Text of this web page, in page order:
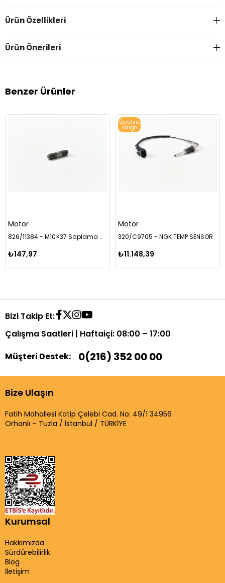
Ürün Özellikleri
Ürün Önerileri
Benzer Ürünler
Motor
826/11384 - M10×37 Saplama Civatası
₺147,97
Motor
320/C9705 - NGK TEMP SENSOR
₺11.148,39
Ücretsiz
Kargo
Bizi Takip Et:
Çalışma Saatleri | Haftaiçi: 08:00 – 17:00
Müşteri Destek:
0(216) 352 00 00
Bize Ulaşın
Fatih Mahallesi Katip Çelebi Cad. No: 49/1 34956
Orhanlı – Tuzla / İstanbul / TÜRKİYE
Kurumsal
Hakkımızda
Sürdürebilirlik
Blog
İletişim